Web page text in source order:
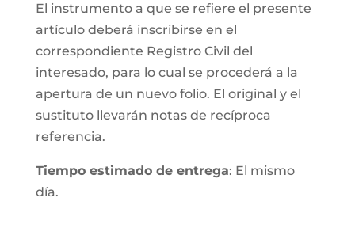
El instrumento a que se refiere el presente
artículo deberá inscribirse en el
correspondiente Registro Civil del
interesado, para lo cual se procederá a la
apertura de un nuevo folio. El original y el
sustituto llevarán notas de recíproca
referencia.
Tiempo estimado de entrega: El mismo
día.